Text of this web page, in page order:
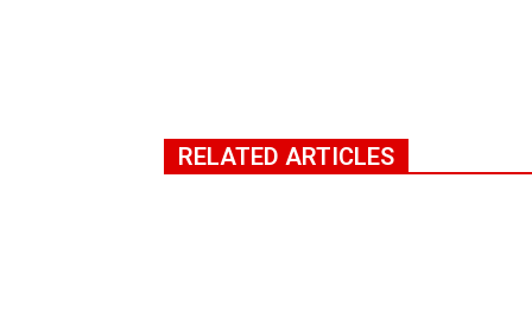
RELATED ARTICLES